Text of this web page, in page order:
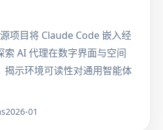
项目将 Claude Code 嵌入经
索 AI 代理在数字界面与空间
揭示环境可读性对通用智能体
2026-01